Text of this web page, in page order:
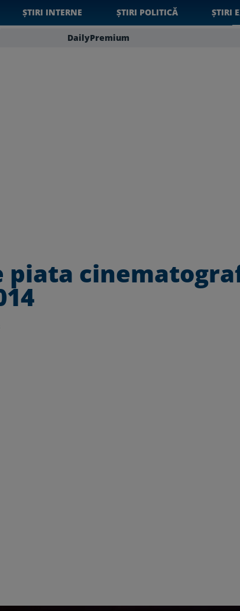
ȘTIRI INTERNE ȘTIRI POLITICĂ ȘTIRI
DailyPremium
piata